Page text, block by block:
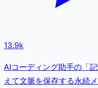
13.9k
AIコーディング助手の「
えて文脈を保存する永続